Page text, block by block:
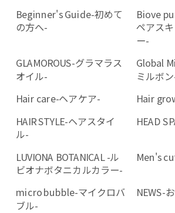
Beginner's Guide-初めて
の方へ-
Biove
ペアス
ー-
GLAMOROUS-グラマラス
オイル-
Global
ミルボ
Hair care-ヘアケア-
Hair
HAIR STYLE-ヘアスタイ
ル-
HEAD
LUVIONA BOTANICAL -ル
ビオナボタニカルカラー-
Men's
micro bubble-マイクロバ
ブル-
NEWS-